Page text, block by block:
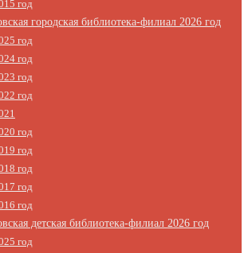
год
городская библиотека-филиал 2026 год
год
год
год
год
год
год
год
год
год
детская библиотека-филиал 2026 год
год